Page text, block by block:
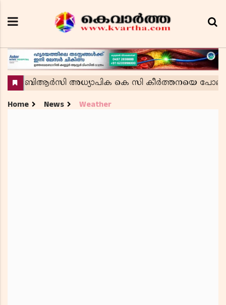
Home News Weather